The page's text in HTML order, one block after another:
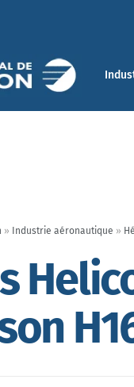
» Industrie aéronautique »